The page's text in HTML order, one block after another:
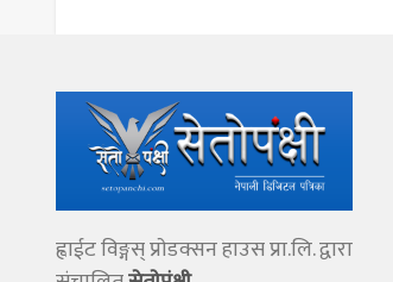
ह्वाईट विङ्गस् प्राेडक्सन हाउस प्रा.लि. द्वारा